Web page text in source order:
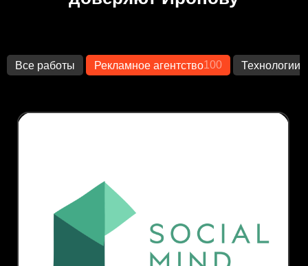
Все работы Рекламное агентство100 Технологии